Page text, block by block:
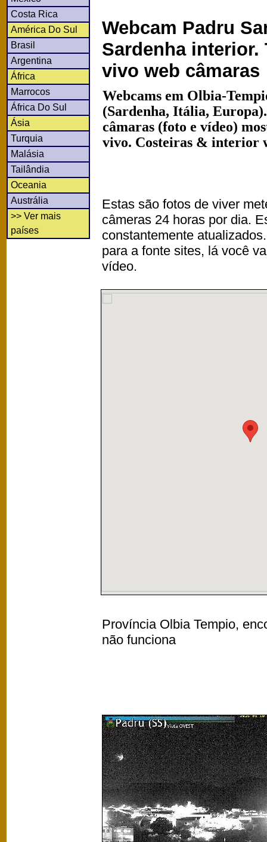
Costa Rica
América Do Sul
Brasil
Argentina
África
Marrocos
África Do Sul
Ásia
Turquia
Malásia
Tailândia
Oceania
Austrália
>> Ver mais
países
Webcam Padru
Sardenha interior.
vivo web câmaras
Webcams em Olbia-
(Sardenha, Itália,
câmaras (foto e vídeo)
vivo. Costeiras & interior
Estas são fotos de viver
câmeras 24 horas por dia.
constantemente
para a fonte sites, lá você
vídeo.
Província Olbia Tempio,
não funciona